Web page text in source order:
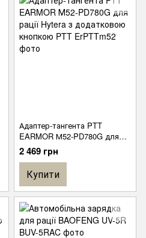
Адаптер-тангента PTT
EARMOR М52-PD780G для
рації Hytera з додатковою
кнопкою PTT
2 469 грн
Купити